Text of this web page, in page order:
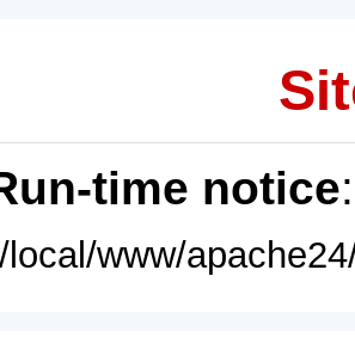
time notice
www/